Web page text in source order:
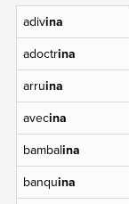
adivina
adoctrina
arruina
avecina
bambalina
banquina